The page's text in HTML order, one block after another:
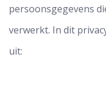
persoonsgegevens
verwerkt. In dit
uit: